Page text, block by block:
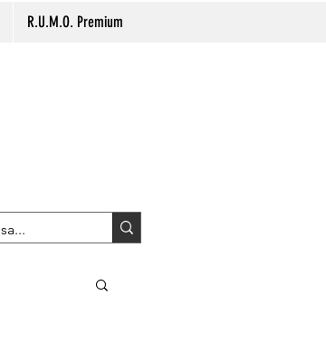
R.U.M.O. Premium